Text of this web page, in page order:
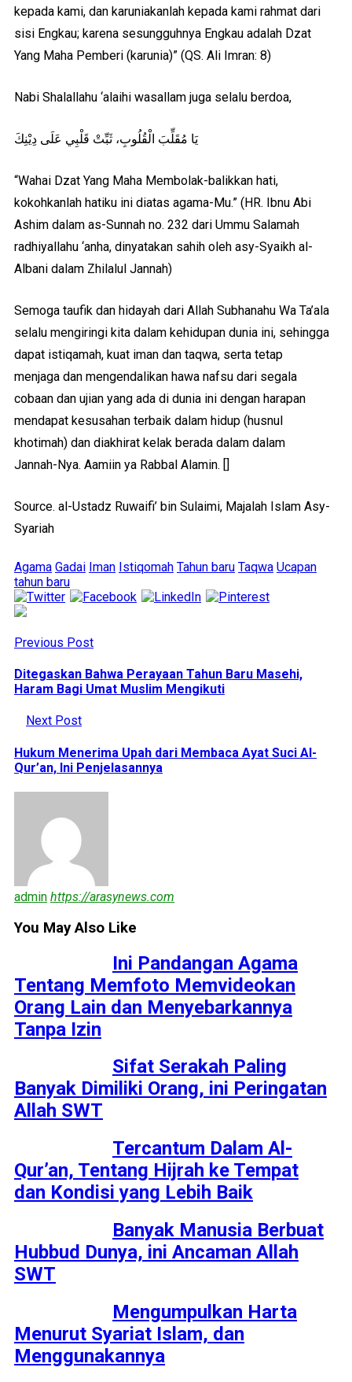
kepada kami, dan karuniakanlah kepada kami rahmat dari
sisi Engkau; karena sesungguhnya Engkau adalah Dzat
Yang Maha Pemberi (karunia)” (QS. Ali Imran: 8)
Nabi Shalallahu ‘alaihi wasallam juga selalu berdoa,
يَا مُقَلِّبَ الْقُلُوبِ، ثَبِّتْ قَلْبِي عَلَى دِيْنِكَ
“Wahai Dzat Yang Maha Membolak-balikkan hati,
kokohkanlah hatiku ini diatas agama-Mu.” (HR. Ibnu Abi
Ashim dalam as-Sunnah no. 232 dari Ummu Salamah
radhiyallahu ‘anha, dinyatakan sahih oleh asy-Syaikh al-
Albani dalam Zhilalul Jannah)
Semoga taufik dan hidayah dari Allah Subhanahu Wa Ta’ala
selalu mengiringi kita dalam kehidupan dunia ini, sehingga
dapat istiqamah, kuat iman dan taqwa, serta tetap
menjaga dan mengendalikan hawa nafsu dari segala
cobaan dan ujian yang ada di dunia ini dengan harapan
mendapat kesusahan terbaik dalam hidup (husnul
khotimah) dan diakhirat kelak berada dalam dalam
Jannah-Nya. Aamiin ya Rabbal Alamin. []
Source. al-Ustadz Ruwaifi’ bin Sulaimi, Majalah Islam Asy-
Syariah
Agama Gadai Iman Istiqomah Tahun baru Taqwa Ucapan
tahun baru
Previous Post
Ditegaskan Bahwa Perayaan Tahun Baru Masehi,
Haram Bagi Umat Muslim Mengikuti
Next Post
Hukum Menerima Upah dari Membaca Ayat Suci Al-
Qur’an, Ini Penjelasannya
admin https://arasynews.com
You May Also Like
Ini Pandangan Agama
Tentang Memfoto Memvideokan
Orang Lain dan Menyebarkannya
Tanpa Izin
Sifat Serakah Paling
Banyak Dimiliki Orang, ini Peringatan
Allah SWT
Tercantum Dalam Al-
Qur’an, Tentang Hijrah ke Tempat
dan Kondisi yang Lebih Baik
Banyak Manusia Berbuat
Hubbud Dunya, ini Ancaman Allah
SWT
Mengumpulkan Harta
Menurut Syariat Islam, dan
Menggunakannya